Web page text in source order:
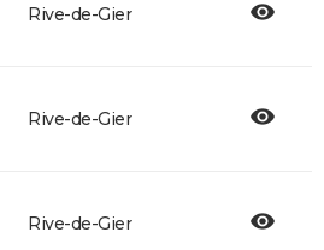
Rive-de-Gier
Rive-de-Gier
Rive-de-Gier